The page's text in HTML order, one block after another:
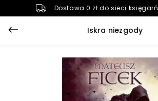
Dostawa 0 zł do sieci księgarń
Iskra niezgody